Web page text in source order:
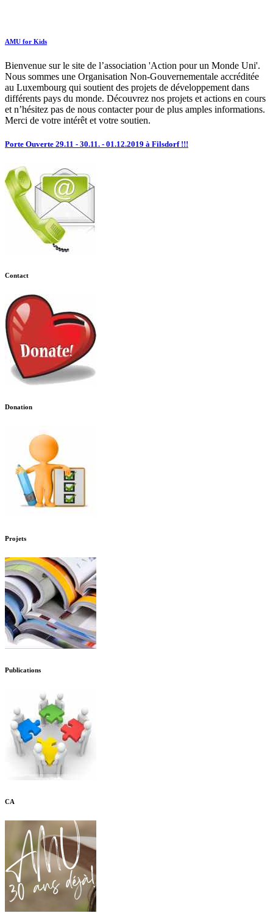
AMU for Kids
Bienvenue sur le site de l’association 'Action pour un Monde Uni'.
Nous sommes une Organisation Non-Gouvernementale accréditée
au Luxembourg qui soutient des projets de développement dans
différents pays du monde. Découvrez nos projets et actions en cours
et n’hésitez pas de nous contacter pour de plus amples informations.
Merci de votre intérêt et votre soutien.
Porte Ouverte 29.11 - 30.11. - 01.12.2019 à Filsdorf !!!
Contact
Donation
Projets
Publications
CA